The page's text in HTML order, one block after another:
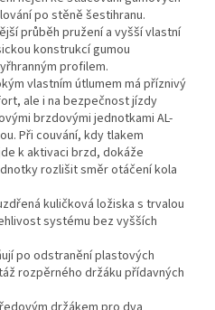
po stěně šestihranu.
průběh pružení a vyšší vlastní
konstrukcí gumou
profilem.
vlastním útlumem má příznivý
ale i na bezpečnost jízdy
brzdovými jednotkami AL-
Při couvání, kdy tlakem
k aktivaci brzd, dokáže
rozlišit směr otáčení kola
kuličková ložiska s trvalou
systému bez vyšších
po odstranění plastových
rozpěrného držáku přídavných